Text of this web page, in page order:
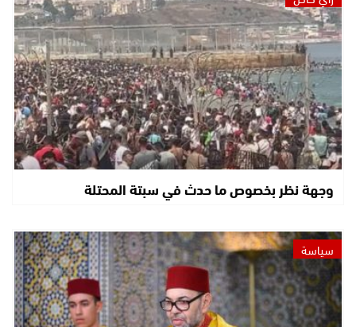
وجهة نظر بخصوص ما حدث في سبتة المحتلة
سياسة